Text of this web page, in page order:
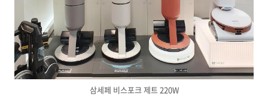
삼세페 비스포크 제트 220W